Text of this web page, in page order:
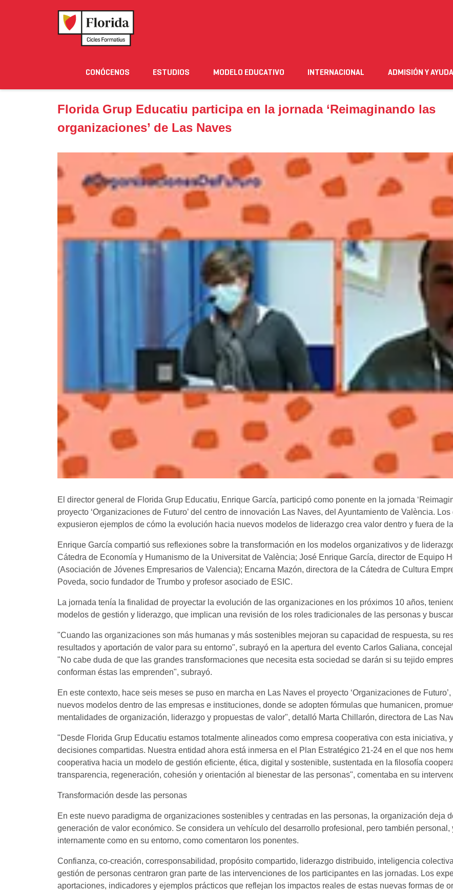
Noticias Eventos Blog Solicita Información Empleo Estudiante Futuro alumnado Necesito
CONÓCENOS ESTUDIOS MODELO EDUCATIVO INTERNACIONAL ADMISIÓN Y
Florida Grup Educatiu participa en la jornada ‘Reimaginando las
organizaciones’ de Las Naves
El director general de Florida Grup Educatiu, Enrique García, participó como ponente en la jornada
proyecto ‘Organizaciones de Futuro’ del centro de innovación Las Naves, del Ayuntamiento de València.
expusieron ejemplos de cómo la evolución hacia nuevos modelos de liderazgo crea valor dentro y fuera de
Enrique García compartió sus reflexiones sobre la transformación en los modelos organizativos y de
Cátedra de Economía y Humanismo de la Universitat de València; José Enrique García, director de Equipo
(Asociación de Jóvenes Empresarios de Valencia); Encarna Mazón, directora de la Cátedra de Cultura
Poveda, socio fundador de Trumbo y profesor asociado de ESIC.
La jornada tenía la finalidad de proyectar la evolución de las organizaciones en los próximos 10 años,
modelos de gestión y liderazgo, que implican una revisión de los roles tradicionales de las personas y
"Cuando las organizaciones son más humanas y más sostenibles mejoran su capacidad de respuesta, su
resultados y aportación de valor para su entorno", subrayó en la apertura del evento Carlos Galiana,
"No cabe duda de que las grandes transformaciones que necesita esta sociedad se darán si su tejido
conforman éstas las emprenden", subrayó.
En este contexto, hace seis meses se puso en marcha en Las Naves el proyecto ‘Organizaciones de
nuevos modelos dentro de las empresas e instituciones, donde se adopten fórmulas que humanicen,
mentalidades de organización, liderazgo y propuestas de valor", detalló Marta Chillarón, directora de Las
"Desde Florida Grup Educatiu estamos totalmente alineados como empresa cooperativa con esta iniciativa,
decisiones compartidas. Nuestra entidad ahora está inmersa en el Plan Estratégico 21-24 en el que nos
cooperativa hacia un modelo de gestión eficiente, ética, digital y sostenible, sustentada en la filosofía
transparencia, regeneración, cohesión y orientación al bienestar de las personas", comentaba en su
Transformación desde las personas
En este nuevo paradigma de organizaciones sostenibles y centradas en las personas, la organización deja
generación de valor económico. Se considera un vehículo del desarrollo profesional, pero también
internamente como en su entorno, como comentaron los ponentes.
Confianza, co-creación, corresponsabilidad, propósito compartido, liderazgo distribuido, inteligencia
gestión de personas centraron gran parte de las intervenciones de los participantes en las jornadas. Los
aportaciones, indicadores y ejemplos prácticos que reflejan los impactos reales de estas nuevas formas de